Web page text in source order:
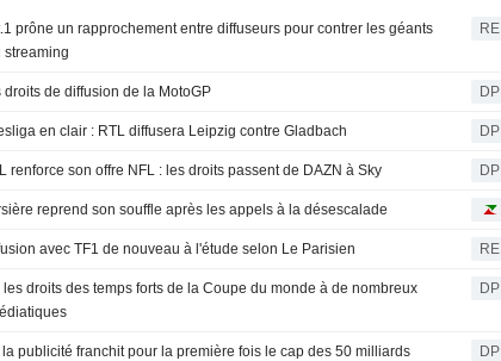
prône un rapprochement entre diffuseurs pour contrer les géants
streaming
RE
droits de diffusion de la MotoGP DP
en clair : RTL diffusera Leipzig contre Gladbach DP
renforce son offre NFL : les droits passent de DAZN à Sky DP
reprend son souffle après les appels à la désescalade
avec TF1 de nouveau à l'étude selon Le Parisien RE
les droits des temps forts de la Coupe du monde à de nombreux
DP
la publicité franchit pour la première fois le cap des 50 milliards DP